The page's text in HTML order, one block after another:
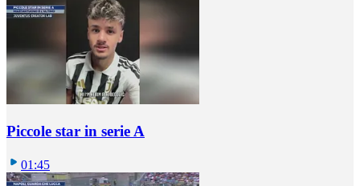
Piccole star in serie A
01:45